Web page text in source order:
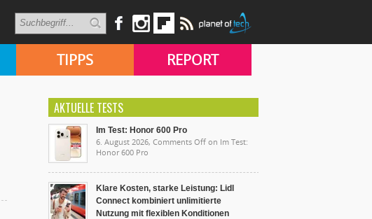
TIPPS REPORT
AKTUELLE TESTS
Im Test: Honor 600 Pro
6. August 2026, Comments Off on Im Test:
Honor 600 Pro
Klare Kosten, starke Leistung: Lidl
Connect kombiniert unlimitierte
Nutzung mit flexiblen Konditionen